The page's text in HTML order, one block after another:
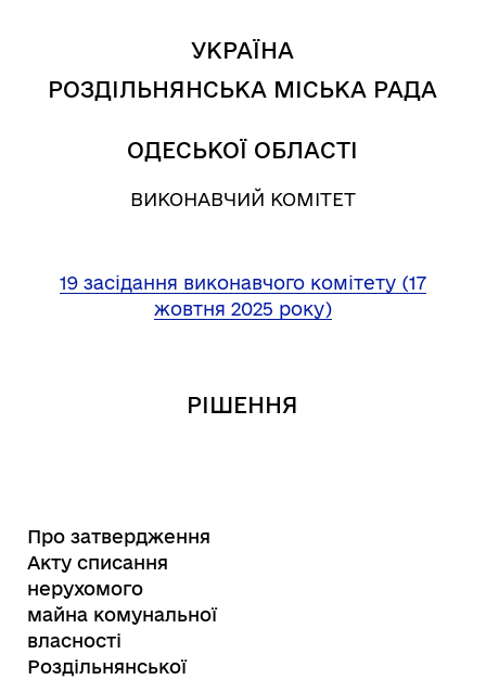
УКРАЇНА
РОЗДІЛЬНЯНСЬКА МІСЬКА РАДА
ОДЕСЬКОЇ ОБЛАСТІ
ВИКОНАВЧИЙ КОМІТЕТ
19 засідання виконавчого комітету (17
жовтня 2025 року)
РІШЕННЯ
Про затвердження
Акту списання
нерухомого
майна комунальної
власності
Роздільнянської